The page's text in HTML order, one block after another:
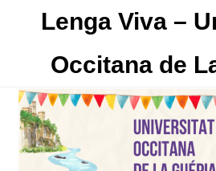
Lenga Viva –
Occitana de